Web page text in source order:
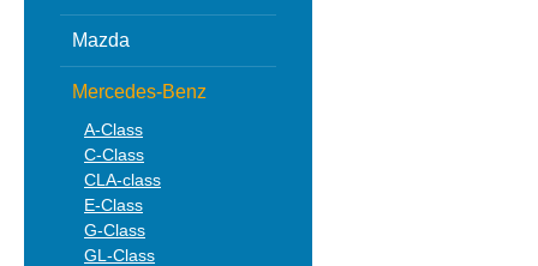
Mazda
Mercedes-Benz
A-Class
C-Class
CLA-class
E-Class
G-Class
GL-Class